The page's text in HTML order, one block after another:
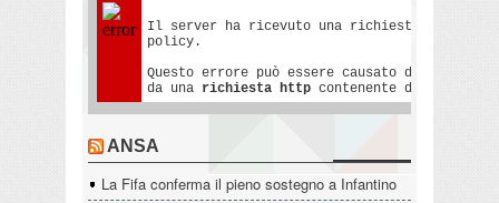
ANSA
La Fifa conferma il pieno sostegno a Infantino